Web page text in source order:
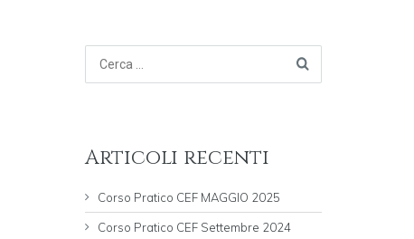
Articoli recenti
Corso Pratico CEF MAGGIO 2025
Corso Pratico CEF Settembre 2024